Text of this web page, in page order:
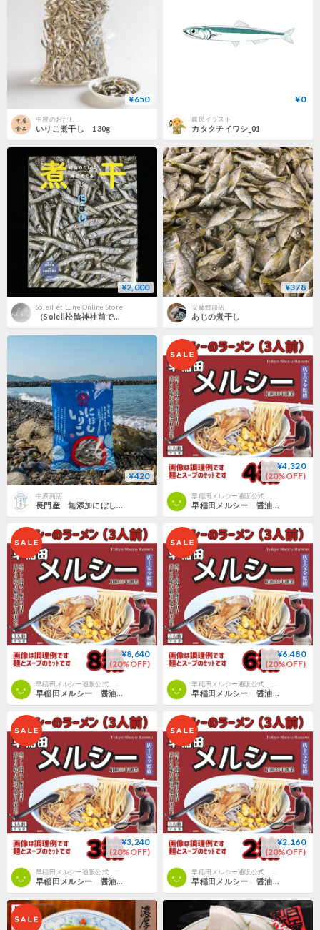
¥650
中屋のおだし
いりこ煮干し 130g
¥0
農民イラスト
カタクチイワシ_01
¥2,000
Soleil et Lune Online Store
（Soleil松陰神社前で販売済）煮干
¥378
安藤鰹節店
あじの煮干し
¥420
中原商店
長門産 無添加にぼしいりこ 200ｇ【冷凍】
¥4,320
(20%OFF)
早稲田メルシー 醤油ラーメン（3食入） ４箱
¥8,640
(20%OFF)
早稲田メルシー 醤油ラーメン（3食入） ８箱 全国送料無料
¥6,480
(20%OFF)
早稲田メルシー 醤油ラーメン（3食入） ６箱 全国送料無料
¥3,240
(20%OFF)
早稲田メルシー 醤油ラーメン（3食入） ３箱
¥2,160
(20%OFF)
早稲田メルシー 醤油ラーメン（3食入） ２箱